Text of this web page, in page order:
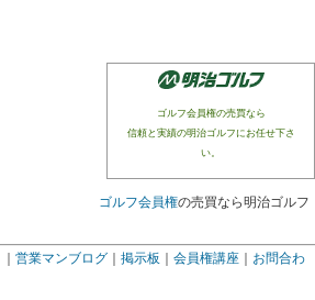
ゴルフ会員権の売買なら
信頼と実績の明治ゴルフにお任せ下さ
い。
ゴルフ会員権の売買なら明治ゴルフ
営業マンブログ 掲示板 会員権講座
お問合わ